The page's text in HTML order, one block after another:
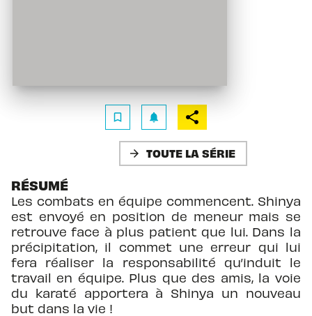
bookmark_border notifications
arrow_forward TOUTE LA SÉRIE
RÉSUMÉ
Les combats en équipe commencent. Shinya
est envoyé en position de meneur mais se
retrouve face à plus patient que lui. Dans la
précipitation, il commet une erreur qui lui
fera réaliser la responsabilité qu’induit le
travail en équipe. Plus que des amis, la voie
du karaté apportera à Shinya un nouveau
but dans la vie !